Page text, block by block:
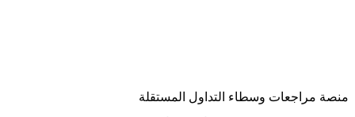
منصة مراجعات وسطاء التداول المستقلة